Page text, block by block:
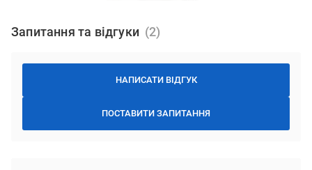
Запитання та відгуки
НАПИСАТИ ВІДГУК
ПОСТАВИТИ ЗАПИТАННЯ